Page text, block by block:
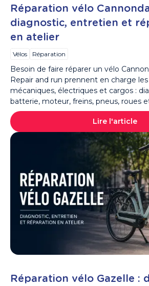
Réparation vélo
diagnostic, entretien et
en atelier
Vélos Réparation
Besoin de faire réparer un vélo
Repair and run prennent en charge
mécaniques, électriques et cargos :
batterie, moteur, freins, pneus, roues
Lire l'article
Réparation vélo Gazelle :